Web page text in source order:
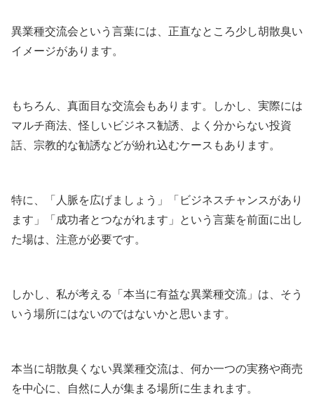
異業種交流会という言葉には、正直なところ少し胡散臭い
イメージがあります。
もちろん、真面目な交流会もあります。しかし、実際には
マルチ商法、怪しいビジネス勧誘、よく分からない投資
話、宗教的な勧誘などが紛れ込むケースもあります。
特に、「人脈を広げましょう」「ビジネスチャンスがあり
ます」「成功者とつながれます」という言葉を前面に出し
た場は、注意が必要です。
しかし、私が考える「本当に有益な異業種交流」は、そう
いう場所にはないのではないかと思います。
本当に胡散臭くない異業種交流は、何か一つの実務や商売
を中心に、自然に人が集まる場所に生まれます。